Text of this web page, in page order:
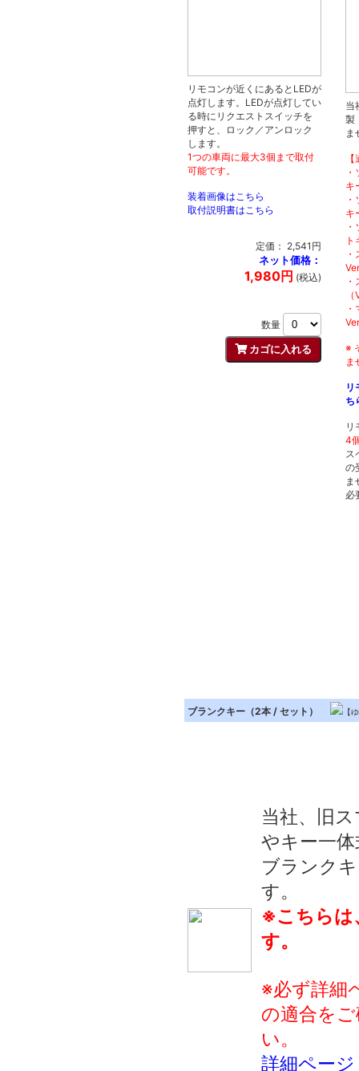
リモコンが近くにあるとLEDが
点灯します。LEDが点灯してい
る時にリクエストスイッチを
押すと、ロック／アンロック
します。
1つの車両に最大3個まで取付
可能です。
装着画像はこちら
取付説明書はこちら
定価： 2,541円
ネット価格：
1,980円 (税込)
数量
当
製
ま
キ
キ
※
ま
リ
ち
リ
4
ス
の
ま
必
ブランクキー（2本 / セット） 【
当社、旧
やキー一
ブランク
す。
※こちらは
す。
※必ず詳細
の適合を
い。
詳細ページ